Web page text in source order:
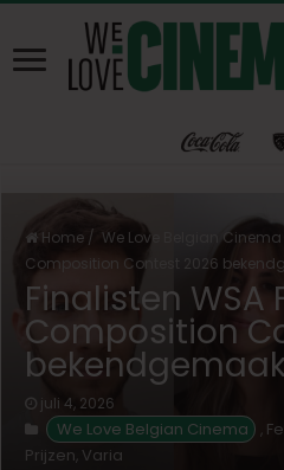
Home / We Love Belgian Cinema
Composition Contest 2026
Finalisten WSA
Composition
juli 4, 2026
We Love Belgian Cinema
Prijzen Varia